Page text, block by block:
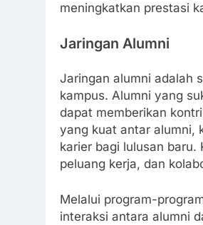
meningkatkan prestasi
Jaringan Alumni
Jaringan alumni adalah
kampus. Alumni yang
dapat memberikan
yang kuat antar alumni,
karier bagi lulusan baru.
peluang kerja, dan
Melalui program-
interaksi antara alumni